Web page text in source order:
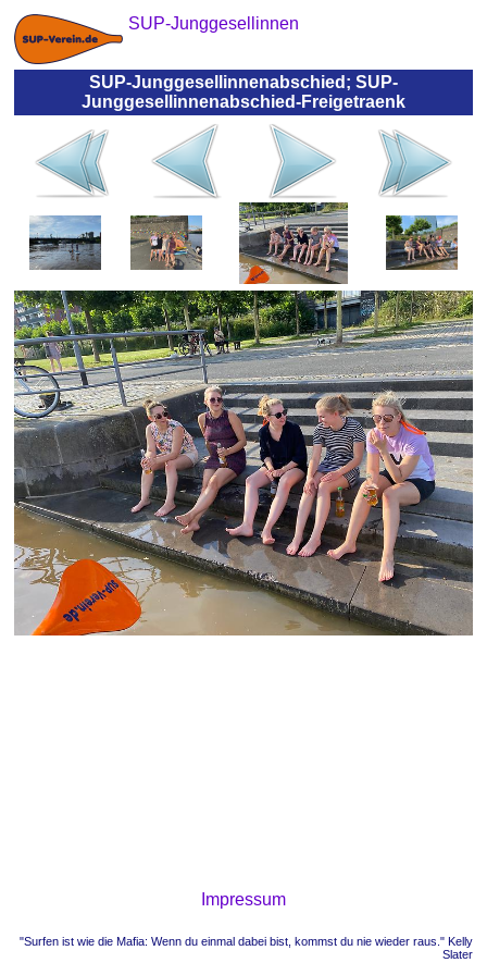
SUP-Junggesellinnen
SUP-Junggesellinnenabschied; SUP-
Junggesellinnenabschied-Freigetraenk
Impressum
"Surfen ist wie die Mafia: Wenn du einmal dabei bist, kommst du nie wieder raus." Kelly
Slater